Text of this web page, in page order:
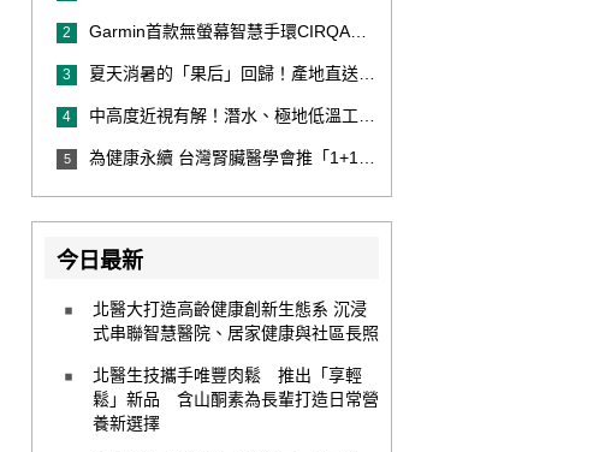
2 Garmin首款無螢幕智慧手環CIRQA登場 專注健康無須訂閱！ 輕量舒適風格百搭 生態系無縫串接 打造全天候零干擾健康與恢復管理新體驗
3 夏天消暑的「果后」回歸！產地直送泰國鮮山竹，打造夏日最頂級的天然補給
4 中高度近視有解！潛水、極地低溫工作者優選 EVO ICL 膠原蛋白眼內鏡
5 為健康永續 台灣腎臟醫學會推「1+1 Hold 好腎」 籲掌握eGFR＋UACR雙指標 及早把關腎健康
今日最新
北醫大打造高齡健康創新生態系 沉浸
式串聯智慧醫院、居家健康與社區長照
北醫生技攜手唯豐肉鬆 推出「享輕
鬆」新品 含山酮素為長輩打造日常營
養新選擇